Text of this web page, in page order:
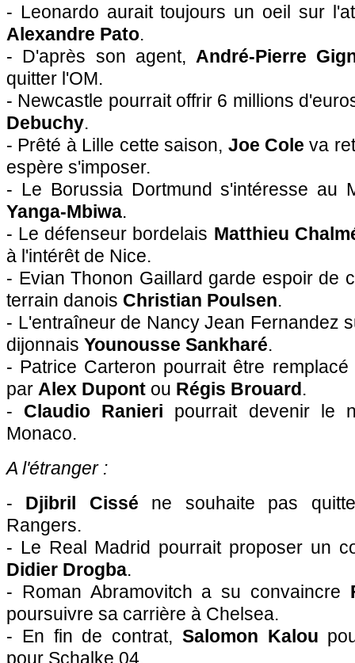
- Leonardo aurait toujours un oeil sur
Alexandre Pato.
- D'après son agent, André-Pierre
quitter l'OM.
- Newcastle pourrait offrir 6 millions
Debuchy.
- Prêté à Lille cette saison, Joe Cole va
espère s'imposer.
- Le Borussia Dortmund s'intéresse au
Yanga-Mbiwa.
- Le défenseur bordelais Matthieu
à l'intérêt de Nice.
- Evian Thonon Gaillard garde espoir de
terrain danois Christian Poulsen.
- L'entraîneur de Nancy Jean Fernandez
dijonnais Younousse Sankharé.
- Patrice Carteron pourrait être
par Alex Dupont ou Régis Brouard.
- Claudio Ranieri pourrait devenir le
Monaco.
A l'étranger :
- Djibril Cissé ne souhaite pas
Rangers.
- Le Real Madrid pourrait proposer un
Didier Drogba.
- Roman Abramovitch a su convaincre
poursuivre sa carrière à Chelsea.
- En fin de contrat, Salomon Kalou
pour Schalke 04.